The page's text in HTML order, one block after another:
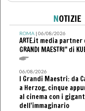
NOTIZIE
ROMA| 06/08/2026
ARTE.it media partner
GRANDI MAESTRI" di
06/08/2026
I Grandi Maestri: da
a Herzog, cinque
al cinema con i
dell'immaginario